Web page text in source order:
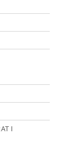
I